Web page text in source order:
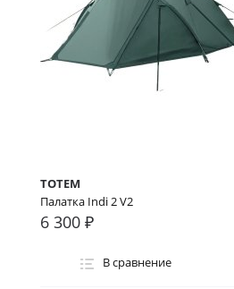
TOTEM
Палатка Indi 2 V2
6 300 ₽
В сравнение